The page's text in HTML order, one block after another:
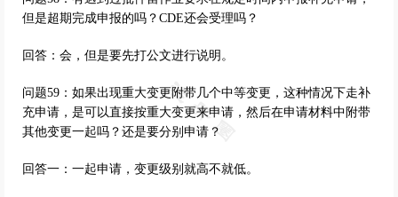
但是超期完成申报的吗？CDE还会受理吗？
回答：会，但是要先打公文进行说明。
问题59：如果出现重大变更附带几个中等变更，这种情况下走补
充申请，是可以直接按重大变更来申请，然后在申请材料中附带
其他变更一起吗？还是要分别申请？
回答一：一起申请，变更级别就高不就低。